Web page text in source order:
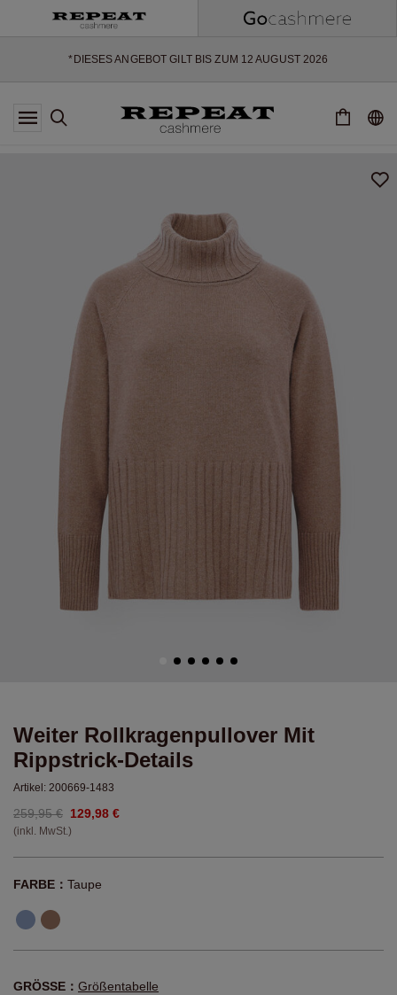
*DIESES ANGEBOT GILT BIS ZUM 12 AUGUST 2026
*GILT NICHT FÜR LIMITED EDITION
*AUSNAHMEN SIND MÖGLICH
Weiter Rollkragenpullover Mit
Rippstrick-Details
Artikel: 200669-1483
259,95 € 129,98 €
(inkl. MwSt.)
FARBE： Taupe
GRÖSSE： Größentabelle